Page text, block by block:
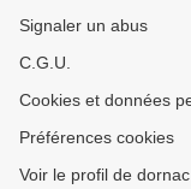
Signaler un abus
C.G.U.
Cookies et données
Préférences cookies
Voir le profil de